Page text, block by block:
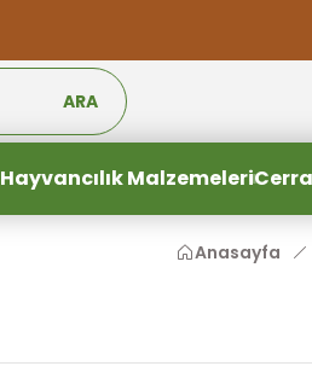
ARA
Hayvancılık Malzemeleri
Anasayfa